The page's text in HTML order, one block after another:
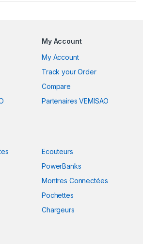
My Account
My Account
Track your Order
Compare
Partenaires VEMISAO
Ecouteurs
PowerBanks
Montres Connectées
Pochettes
Chargeurs